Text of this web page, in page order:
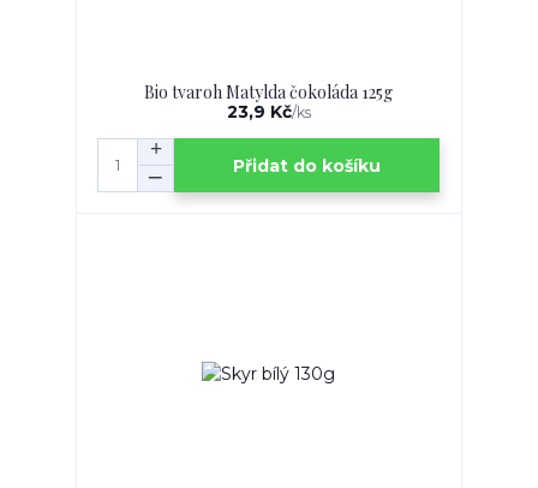
Bio tvaroh Matylda čokoláda 125g
23,9 Kč/ks
Přidat do košíku